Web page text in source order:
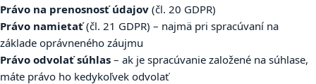
Právo na prenosnosť údajov (čl. 20 GDPR)
Právo namietať(čl. 21 GDPR) – najmä pri spracúvaní na
základe oprávneného záujmu
Právo odvolať súhlas – ak je spracúvanie založené na súhlase,
máte právo ho kedykoľvek odvolať